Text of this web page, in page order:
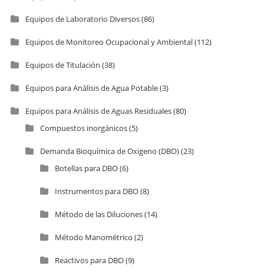
Equipos de Laboratorio Diversos(86)
Equipos de Monitoreo Ocupacional y Ambiental(112)
Equipos de Titulación (38)
Equipos para Análisis de Agua Potable(3)
Equipos para Análisis de Aguas Residuales(80)
Compuestos inorgánicos(5)
Demanda Bioquímica de Oxigeno (DBO)(23)
Botellas para DBO(6)
Instrumentos para DBO(8)
Método de las Diluciones(14)
Método Manométrico (2)
Reactivos para DBO(9)